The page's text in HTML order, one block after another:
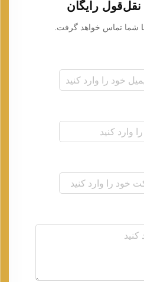
رایگان
با شما تماس خواهد گرفت.